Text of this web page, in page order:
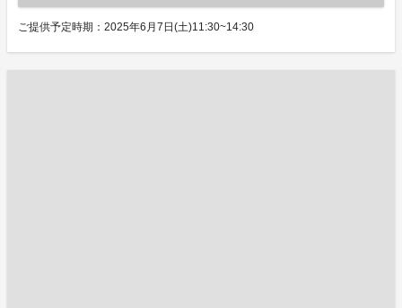
ご提供予定時期：2025年6月7日(土)11:30~14:30